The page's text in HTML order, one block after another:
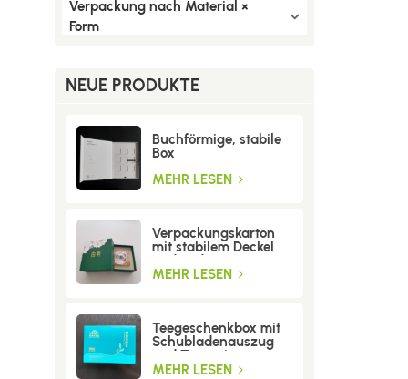
Verpackung nach Material ×
Form
NEUE PRODUKTE
Buchförmige, stabile
Box
MEHR LESEN
Verpackungskarton
mit stabilem Deckel
und Boden
MEHR LESEN
Teegeschenkbox mit
Schubladenauszug
und Trenneinsatz
MEHR LESEN